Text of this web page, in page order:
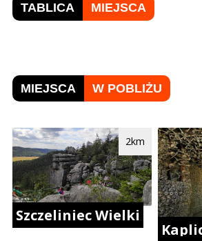
TABLICA MIEJSCA
MIEJSCA W POBLIŻU
Szczeliniec Wielki
2km